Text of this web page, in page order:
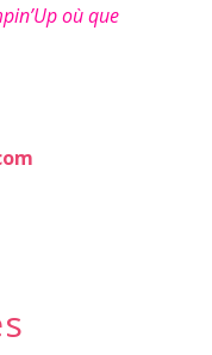
où que